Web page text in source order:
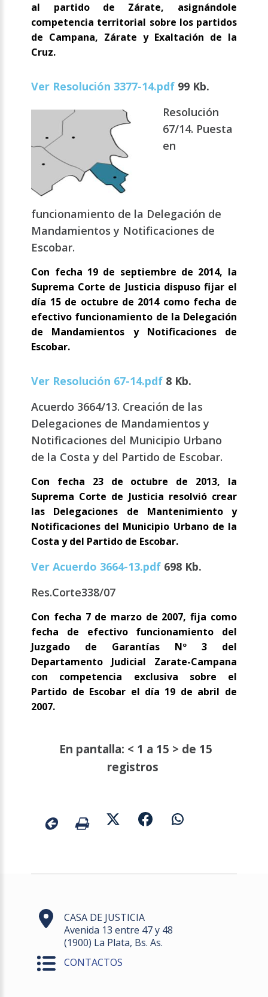
al partido de Zárate, asignándole
competencia territorial sobre los partidos
de Campana, Zárate y Exaltación de la
Cruz.
Ver Resolución 3377-14.pdf 99 Kb.
Resolución
67/14. Puesta
en
funcionamiento de la Delegación de
Mandamientos y Notificaciones de
Escobar.
Con fecha 19 de septiembre de 2014, la
Suprema Corte de Justicia dispuso fijar el
día 15 de octubre de 2014 como fecha de
efectivo funcionamiento de la Delegación
de Mandamientos y Notificaciones de
Escobar.
Ver Resolución 67-14.pdf 8 Kb.
Acuerdo 3664/13. Creación de las
Delegaciones de Mandamientos y
Notificaciones del Municipio Urbano
de la Costa y del Partido de Escobar.
Con fecha 23 de octubre de 2013, la
Suprema Corte de Justicia resolvió crear
las Delegaciones de Mantenimiento y
Notificaciones del Municipio Urbano de la
Costa y del Partido de Escobar.
Ver Acuerdo 3664-13.pdf 698 Kb.
Res.Corte338/07
Con fecha 7 de marzo de 2007, fija como
fecha de efectivo funcionamiento del
Juzgado de Garantías Nº 3 del
Departamento Judicial Zarate-Campana
con competencia exclusiva sobre el
Partido de Escobar el día 19 de abril de
2007.
En pantalla: < 1 a 15 > de 15
registros
CASA DE JUSTICIA
Avenida 13 entre 47 y 48
(1900) La Plata, Bs. As.
CONTACTOS